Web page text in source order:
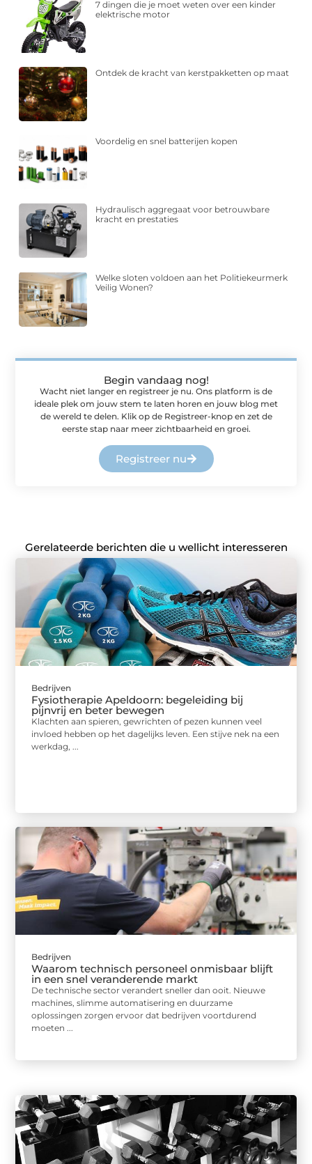
7 dingen die je moet weten over een kinder
elektrische motor
Ontdek de kracht van kerstpakketten op maat
Voordelig en snel batterijen kopen
Hydraulisch aggregaat voor betrouwbare
kracht en prestaties
Welke sloten voldoen aan het Politiekeurmerk
Veilig Wonen?
Begin vandaag nog!
Wacht niet langer en registreer je nu. Ons platform is de
ideale plek om jouw stem te laten horen en jouw blog met
de wereld te delen. Klik op de Registreer-knop en zet de
eerste stap naar meer zichtbaarheid en groei.
Registreer nu
Gerelateerde berichten die u wellicht interesseren
Bedrijven
Fysiotherapie Apeldoorn: begeleiding bij
pijnvrij en beter bewegen
Klachten aan spieren, gewrichten of pezen kunnen veel
invloed hebben op het dagelijks leven. Een stijve nek na een
werkdag, ...
Bedrijven
Waarom technisch personeel onmisbaar blijft
in een snel veranderende markt
De technische sector verandert sneller dan ooit. Nieuwe
machines, slimme automatisering en duurzame
oplossingen zorgen ervoor dat bedrijven voortdurend
moeten ...